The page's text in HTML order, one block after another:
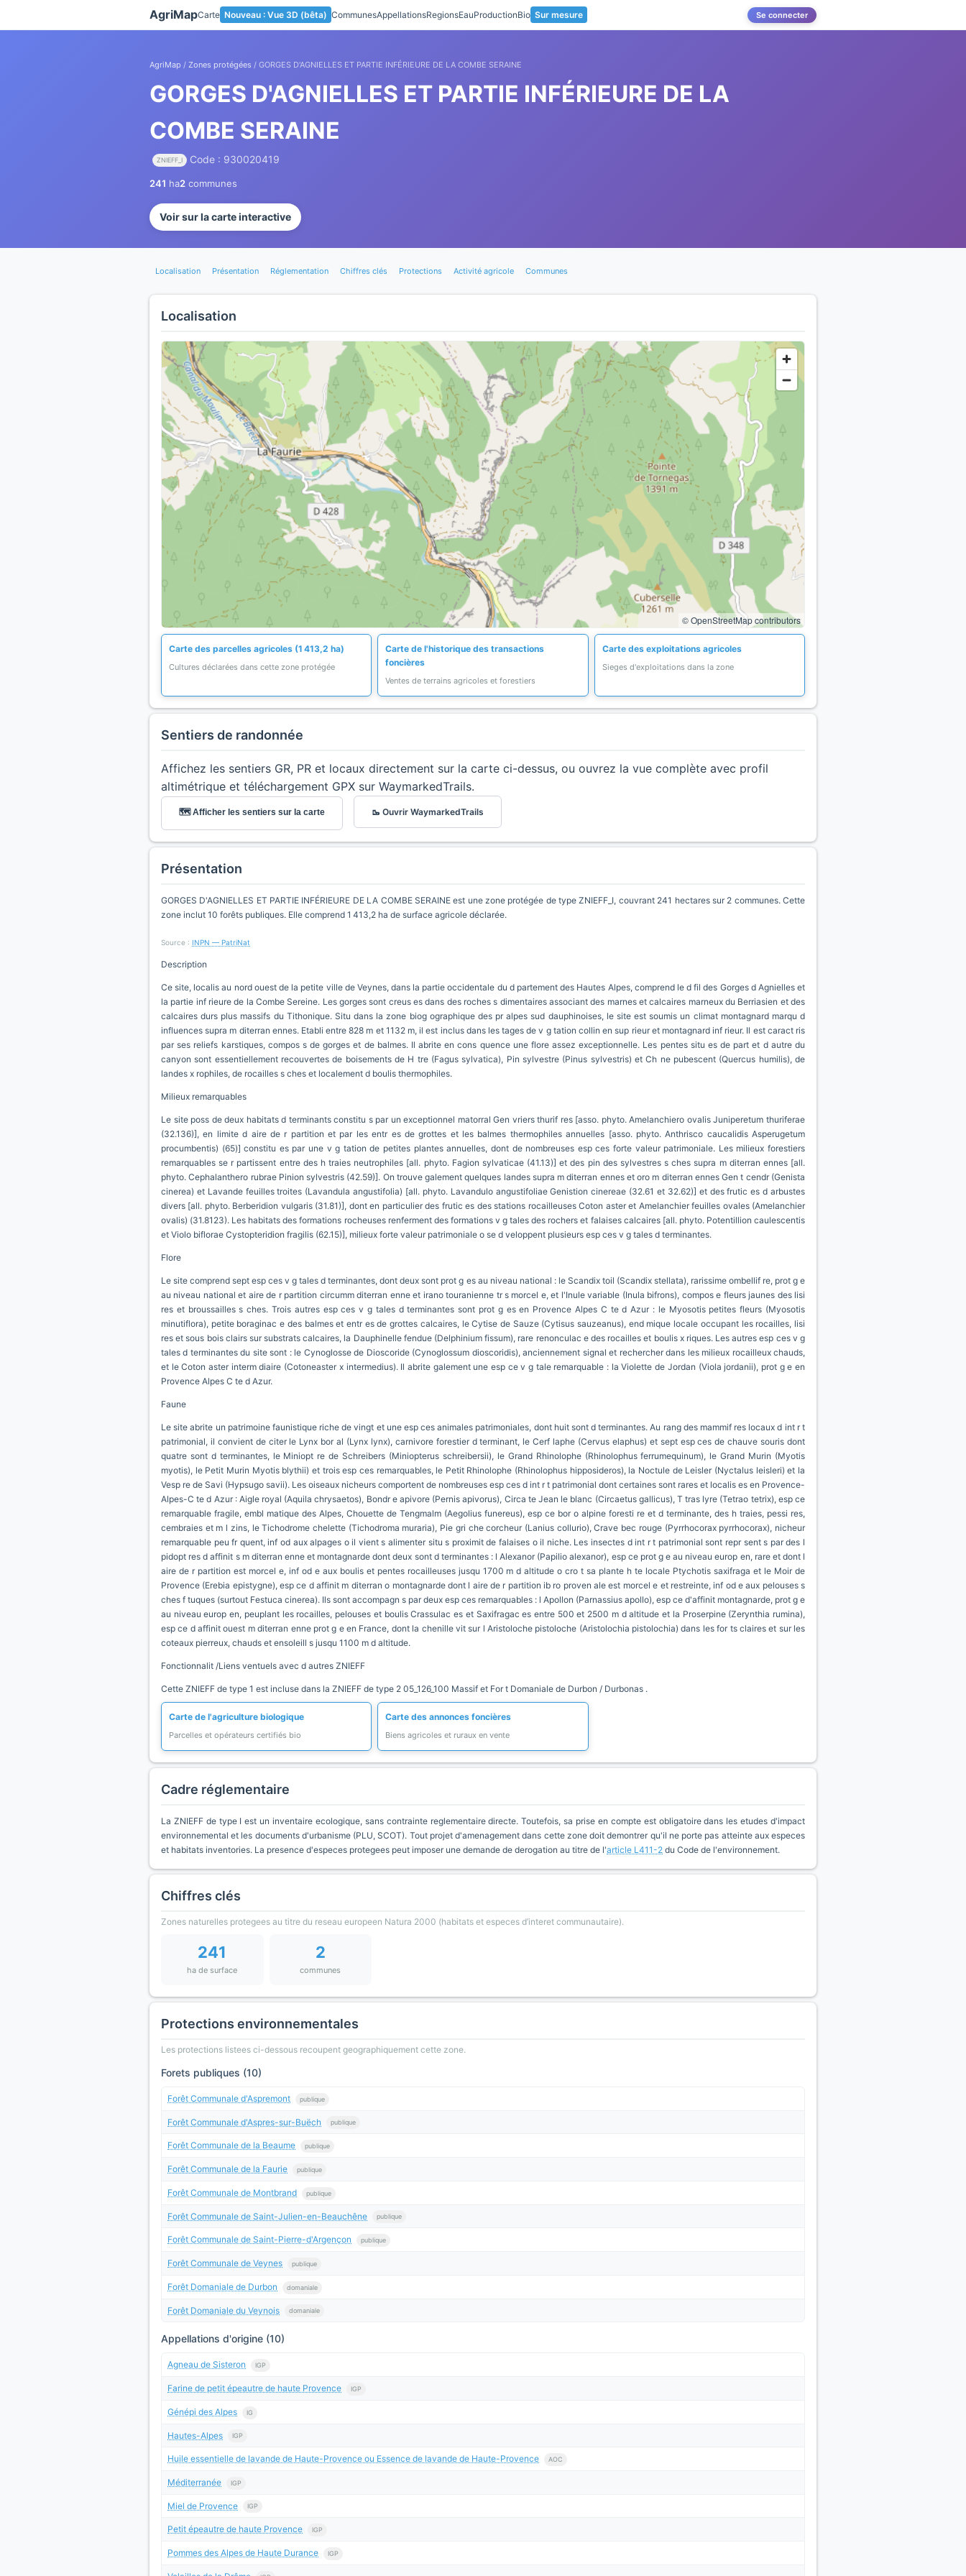
AgriMapCarte Nouveau : Vue 3D (bêta) CommunesAppellationsRegionsEauProductionBio Sur mesure Se connecter
AgriMap / Zones protégées / GORGES D'AGNIELLES ET PARTIE INFÉRIEURE DE LA COMBE SERAINE
GORGES D'AGNIELLES ET PARTIE INFÉRIEURE DE LA
COMBE SERAINE
ZNIEFF_I Code : 930020419
241 ha2 communes
Voir sur la carte interactive
Localisation Présentation Réglementation Chiffres clés Protections Activité agricole Communes
Localisation
© OpenStreetMap contributors
Carte des parcelles agricoles (1 413,2 ha)
Cultures déclarées dans cette zone protégée
Carte de l'historique des transactions
foncières
Ventes de terrains agricoles et forestiers
Carte des exploitations agricoles
Sieges d'exploitations dans la zone
Sentiers de randonnée
Affichez les sentiers GR, PR et locaux directement sur la carte ci-dessus, ou ouvrez la vue complète avec profil
altimétrique et téléchargement GPX sur WaymarkedTrails.
🗺️ Afficher les sentiers sur la carte 🥾 Ouvrir WaymarkedTrails
Présentation
GORGES D'AGNIELLES ET PARTIE INFÉRIEURE DE LA COMBE SERAINE est une zone protégée de type ZNIEFF_I, couvrant 241 hectares sur 2 communes. Cette
zone inclut 10 forêts publiques. Elle comprend 1 413,2 ha de surface agricole déclarée.
Source : INPN — PatriNat
Description
Ce site, localis au nord ouest de la petite ville de Veynes, dans la partie occidentale du d partement des Hautes Alpes, comprend le d fil des Gorges d Agnielles et
la partie inf rieure de la Combe Sereine. Les gorges sont creus es dans des roches s dimentaires associant des marnes et calcaires marneux du Berriasien et des
calcaires durs plus massifs du Tithonique. Situ dans la zone biog ographique des pr alpes sud dauphinoises, le site est soumis un climat montagnard marqu d
influences supra m diterran ennes. Etabli entre 828 m et 1132 m, il est inclus dans les tages de v g tation collin en sup rieur et montagnard inf rieur. Il est caract ris
par ses reliefs karstiques, compos s de gorges et de balmes. Il abrite en cons quence une flore assez exceptionnelle. Les pentes situ es de part et d autre du
canyon sont essentiellement recouvertes de boisements de H tre (Fagus sylvatica), Pin sylvestre (Pinus sylvestris) et Ch ne pubescent (Quercus humilis), de
landes x rophiles, de rocailles s ches et localement d boulis thermophiles.
Milieux remarquables
Le site poss de deux habitats d terminants constitu s par un exceptionnel matorral Gen vriers thurif res [asso. phyto. Amelanchiero ovalis Juniperetum thuriferae
(32.136)], en limite d aire de r partition et par les entr es de grottes et les balmes thermophiles annuelles [asso. phyto. Anthrisco caucalidis Asperugetum
procumbentis) (65)] constitu es par une v g tation de petites plantes annuelles, dont de nombreuses esp ces forte valeur patrimoniale. Les milieux forestiers
remarquables se r partissent entre des h traies neutrophiles [all. phyto. Fagion sylvaticae (41.13)] et des pin des sylvestres s ches supra m diterran ennes [all.
phyto. Cephalanthero rubrae Pinion sylvestris (42.59)]. On trouve galement quelques landes supra m diterran ennes et oro m diterran ennes Gen t cendr (Genista
cinerea) et Lavande feuilles troites (Lavandula angustifolia) [all. phyto. Lavandulo angustifoliae Genistion cinereae (32.61 et 32.62)] et des frutic es d arbustes
divers [all. phyto. Berberidion vulgaris (31.81)], dont en particulier des frutic es des stations rocailleuses Coton aster et Amelanchier feuilles ovales (Amelanchier
ovalis) (31.8123). Les habitats des formations rocheuses renferment des formations v g tales des rochers et falaises calcaires [all. phyto. Potentillion caulescentis
et Violo biflorae Cystopteridion fragilis (62.15)], milieux forte valeur patrimoniale o se d veloppent plusieurs esp ces v g tales d terminantes.
Flore
Le site comprend sept esp ces v g tales d terminantes, dont deux sont prot g es au niveau national : le Scandix toil (Scandix stellata), rarissime ombellif re, prot g e
au niveau national et aire de r partition circumm diterran enne et irano touranienne tr s morcel e, et l'Inule variable (Inula bifrons), compos e fleurs jaunes des lisi
res et broussailles s ches. Trois autres esp ces v g tales d terminantes sont prot g es en Provence Alpes C te d Azur : le Myosotis petites fleurs (Myosotis
minutiflora), petite boraginac e des balmes et entr es de grottes calcaires, le Cytise de Sauze (Cytisus sauzeanus), end mique locale occupant les rocailles, lisi
res et sous bois clairs sur substrats calcaires, la Dauphinelle fendue (Delphinium fissum), rare renonculac e des rocailles et boulis x riques. Les autres esp ces v g
tales d terminantes du site sont : le Cynoglosse de Dioscoride (Cynoglossum dioscoridis), anciennement signal et rechercher dans les milieux rocailleux chauds,
et le Coton aster interm diaire (Cotoneaster x intermedius). Il abrite galement une esp ce v g tale remarquable : la Violette de Jordan (Viola jordanii), prot g e en
Provence Alpes C te d Azur.
Faune
Le site abrite un patrimoine faunistique riche de vingt et une esp ces animales patrimoniales, dont huit sont d terminantes. Au rang des mammif res locaux d int r t
patrimonial, il convient de citer le Lynx bor al (Lynx lynx), carnivore forestier d terminant, le Cerf laphe (Cervus elaphus) et sept esp ces de chauve souris dont
quatre sont d terminantes, le Miniopt re de Schreibers (Miniopterus schreibersii), le Grand Rhinolophe (Rhinolophus ferrumequinum), le Grand Murin (Myotis
myotis), le Petit Murin Myotis blythii) et trois esp ces remarquables, le Petit Rhinolophe (Rhinolophus hipposideros), la Noctule de Leisler (Nyctalus leisleri) et la
Vesp re de Savi (Hypsugo savii). Les oiseaux nicheurs comportent de nombreuses esp ces d int r t patrimonial dont certaines sont rares et localis es en Provence-
Alpes-C te d Azur : Aigle royal (Aquila chrysaetos), Bondr e apivore (Pernis apivorus), Circa te Jean le blanc (Circaetus gallicus), T tras lyre (Tetrao tetrix), esp ce
remarquable fragile, embl matique des Alpes, Chouette de Tengmalm (Aegolius funereus), esp ce bor o alpine foresti re et d terminante, des h traies, pessi res,
cembraies et m l zins, le Tichodrome chelette (Tichodroma muraria), Pie gri che corcheur (Lanius collurio), Crave bec rouge (Pyrrhocorax pyrrhocorax), nicheur
remarquable peu fr quent, inf od aux alpages o il vient s alimenter situ s proximit de falaises o il niche. Les insectes d int r t patrimonial sont repr sent s par des l
pidopt res d affinit s m diterran enne et montagnarde dont deux sont d terminantes : l Alexanor (Papilio alexanor), esp ce prot g e au niveau europ en, rare et dont l
aire de r partition est morcel e, inf od e aux boulis et pentes rocailleuses jusqu 1700 m d altitude o cro t sa plante h te locale Ptychotis saxifraga et le Moir de
Provence (Erebia epistygne), esp ce d affinit m diterran o montagnarde dont l aire de r partition ib ro proven ale est morcel e et restreinte, inf od e aux pelouses s
ches f tuques (surtout Festuca cinerea). Ils sont accompagn s par deux esp ces remarquables : l Apollon (Parnassius apollo), esp ce d'affinit montagnarde, prot g e
au niveau europ en, peuplant les rocailles, pelouses et boulis Crassulac es et Saxifragac es entre 500 et 2500 m d altitude et la Proserpine (Zerynthia rumina),
esp ce d affinit ouest m diterran enne prot g e en France, dont la chenille vit sur l Aristoloche pistoloche (Aristolochia pistolochia) dans les for ts claires et sur les
coteaux pierreux, chauds et ensoleill s jusqu 1100 m d altitude.
Fonctionnalit /Liens ventuels avec d autres ZNIEFF
Cette ZNIEFF de type 1 est incluse dans la ZNIEFF de type 2 05_126_100 Massif et For t Domaniale de Durbon / Durbonas .
Carte de l'agriculture biologique
Parcelles et opérateurs certifiés bio
Carte des annonces foncières
Biens agricoles et ruraux en vente
Cadre réglementaire
La ZNIEFF de type I est un inventaire ecologique, sans contrainte reglementaire directe. Toutefois, sa prise en compte est obligatoire dans les etudes d'impact
environnemental et les documents d'urbanisme (PLU, SCOT). Tout projet d'amenagement dans cette zone doit demontrer qu'il ne porte pas atteinte aux especes
et habitats inventories. La presence d'especes protegees peut imposer une demande de derogation au titre de l'article L411-2 du Code de l'environnement.
Chiffres clés
Zones naturelles protegees au titre du reseau europeen Natura 2000 (habitats et especes d’interet communautaire).
241
ha de surface
2
communes
Protections environnementales
Les protections listees ci-dessous recoupent geographiquement cette zone.
Forets publiques (10)
Forêt Communale d'Aspremont publique
Forêt Communale d'Aspres-sur-Buëch publique
Forêt Communale de la Beaume publique
Forêt Communale de la Faurie publique
Forêt Communale de Montbrand publique
Forêt Communale de Saint-Julien-en-Beauchêne publique
Forêt Communale de Saint-Pierre-d'Argençon publique
Forêt Communale de Veynes publique
Forêt Domaniale de Durbon domaniale
Forêt Domaniale du Veynois domaniale
Appellations d'origine (10)
Agneau de Sisteron IGP
Farine de petit épeautre de haute Provence IGP
Génépi des Alpes IG
Hautes-Alpes IGP
Huile essentielle de lavande de Haute-Provence ou Essence de lavande de Haute-Provence AOC
Méditerranée IGP
Miel de Provence IGP
Petit épeautre de haute Provence IGP
Pommes des Alpes de Haute Durance IGP
Panneau de gestion des cookies